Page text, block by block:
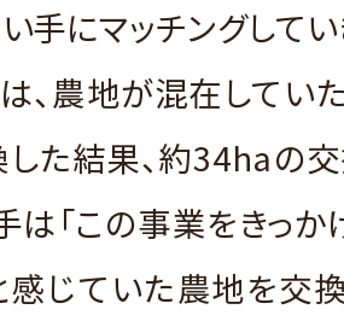
手にマッチングしてい
、農地が混在してい
た結果、約34haの
は「この事業をきっか
じていた農地を交